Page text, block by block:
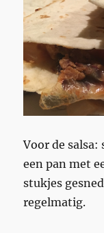
Voor de
een pan met
stukjes
regelmatig.